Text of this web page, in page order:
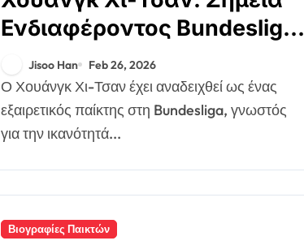
Ενδιαφέροντος Bundesliga,
Διεθνή Γκολ, Επιτυχίες
Συλλόγου
Jisoo Han Feb 26, 2026
Ο Χουάνγκ Χι-Τσαν έχει αναδειχθεί ως ένας
εξαιρετικός παίκτης στη Bundesliga, γνωστός
για την ικανότητά...
Βιογραφίες Παικτών